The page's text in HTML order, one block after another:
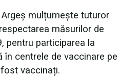
mulțumește tuturor
măsurilor de
pentru participarea la
în centrele de vaccinare pe
vaccinați.